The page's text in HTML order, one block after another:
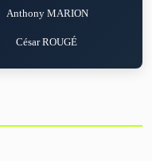
Anthony MARION
César ROUGÉ